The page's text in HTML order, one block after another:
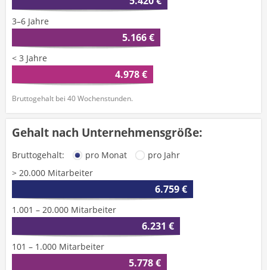
3–6 Jahre
5.166 €
< 3 Jahre
4.978 €
Bruttogehalt bei 40 Wochenstunden.
Gehalt nach Unternehmensgröße:
Bruttogehalt: pro Monat
pro Jahr
> 20.000 Mitarbeiter
6.759 €
1.001 – 20.000 Mitarbeiter
6.231 €
101 – 1.000 Mitarbeiter
5.778 €